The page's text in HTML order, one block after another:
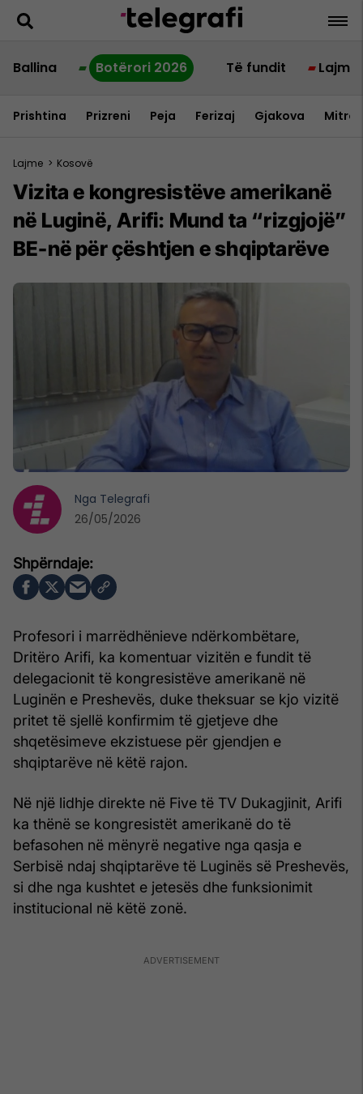
Ballina Botërori 2026 Të fundit Lajme
Prishtina Prizreni Peja Ferizaj Gjakova
Lajme > Kosovë
Vizita e kongresistëve amerikanë
në Luginë, Arifi: Mund ta “rizgjojë”
BE-në për çështjen e shqiptarëve
Profesori i marrëdhënieve ndërkombëtare,
Dritëro Arifi, ka komentuar vizitën e fundit të
delegacionit të kongresistëve amerikanë në
Luginën e Preshevës, duke theksuar se kjo vizitë
pritet të sjellë konfirmim të gjetjeve dhe
shqetësimeve ekzistuese për gjendjen e
shqiptarëve në këtë rajon.
Në një lidhje direkte në Five të TV Dukagjinit, Arifi
ka thënë se kongresistët amerikanë do të
befasohen në mënyrë negative nga qasja e
Serbisë ndaj shqiptarëve të Luginës së Preshevës,
si dhe nga kushtet e jetesës dhe funksionimit
institucional në këtë zonë.
Nga Telegrafi
26/05/2026